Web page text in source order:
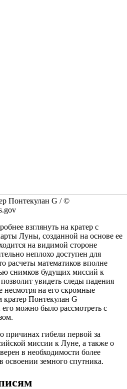
Понтекулан G / ©
взглянуть на кратер с
Луны, созданной на основе ее
на видимой стороне
неплохо доступен для
расчеты математиков вполне
снимков будущих миссий к
увидеть следы падения
несмотря на его скромные
Понтекулан G
можно было рассмотреть с
причинах гибели первой за
миссии к Луне, а также о
в необходимости более
освоении земного спутника.